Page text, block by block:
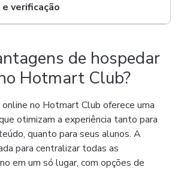
verificação
de hospedar
Hotmart Club?
no Hotmart Club oferece uma
otimizam a experiência tanto para
quanto para seus alunos. A
para centralizar todas as
em um só lugar, com opções de